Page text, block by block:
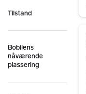
Tilstand
Bobilens
nåværende
plassering